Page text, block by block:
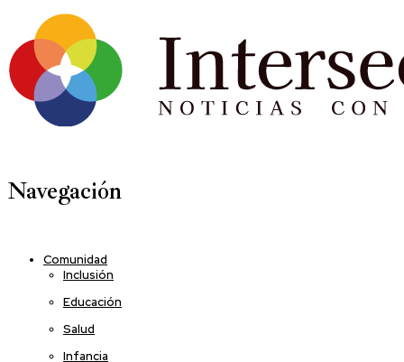
Navegación
Comunidad
Inclusión
Educación
Salud
Infancia